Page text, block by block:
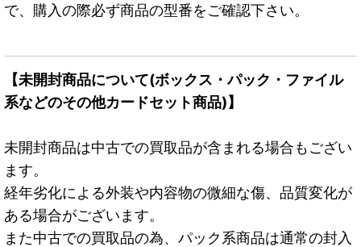
で、購入の際必ず商品の型番をご確認下さい。
【未開封商品について(ボックス・パック・ファイル
系などのその他カードセット商品)】
未開封商品は中古での買取品が含まれる場合もござい
ます。
経年劣化による外装や内容物の微細な傷、品質変化が
ある場合がございます。
また中古での買取品の為、パック系商品は通常の封入